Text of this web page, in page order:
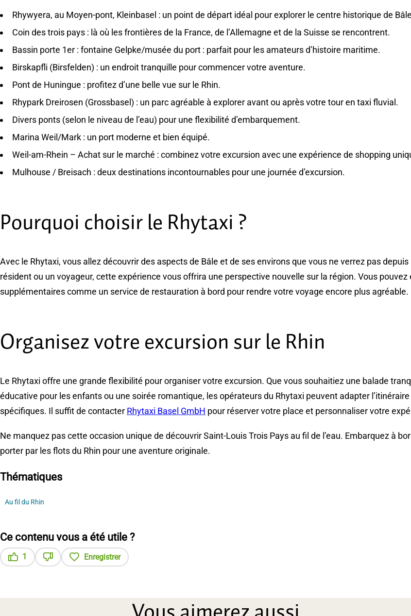
Rhywyera, au Moyen-pont, Kleinbasel : un point de départ idéal pour explorer le centre historique de
Coin des trois pays : là où les frontières de la France, de l’Allemagne et de la Suisse se rencontrent.
Bassin porte 1er : fontaine Gelpke/musée du port : parfait pour les amateurs d’histoire maritime.
Birskapfli (Birsfelden) : un endroit tranquille pour commencer votre aventure.
Pont de Huningue : profitez d’une belle vue sur le Rhin.
Rhypark Dreirosen (Grossbasel) : un parc agréable à explorer avant ou après votre tour en taxi fluvial.
Divers ponts (selon le niveau de l’eau) pour une flexibilité d’embarquement.
Marina Weil/Mark : un port moderne et bien équipé.
Weil-am-Rhein – Achat sur le marché : combinez votre excursion avec une expérience de shopping
Mulhouse / Breisach : deux destinations incontournables pour une journée d’excursion.
Pourquoi choisir le Rhytaxi ?
Avec le Rhytaxi, vous allez découvrir des aspects de Bâle et de ses environs que vous ne verrez pas
résident ou un voyageur, cette expérience vous offrira une perspective nouvelle sur la région. Vous
supplémentaires comme un service de restauration à bord pour rendre votre voyage encore plus agréable.
Organisez votre excursion sur le Rhin
Le Rhytaxi offre une grande flexibilité pour organiser votre excursion. Que vous souhaitiez une balade
éducative pour les enfants ou une soirée romantique, les opérateurs du Rhytaxi peuvent adapter
spécifiques. Il suffit de contacter Rhytaxi Basel GmbH pour réserver votre place et personnaliser votre
Ne manquez pas cette occasion unique de découvrir Saint-Louis Trois Pays au fil de l’eau. Embarquez à
porter par les flots du Rhin pour une aventure originale.
Thématiques
Au fil du Rhin
Ce contenu vous a été utile ?
1 Enregistrer